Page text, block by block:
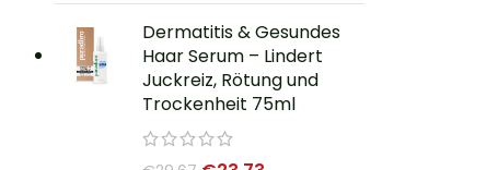
Dermatitis & Gesundes
Haar Serum – Lindert
Juckreiz, Rötung und
Trockenheit 75ml